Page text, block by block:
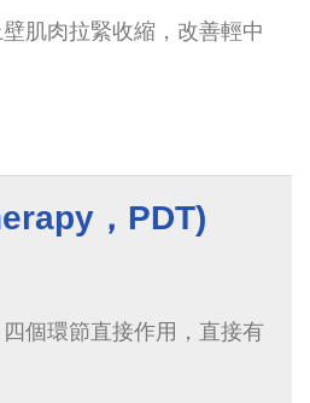
肌肉拉緊收縮，改善輕中
，PDT)
個環節直接作用，直接有